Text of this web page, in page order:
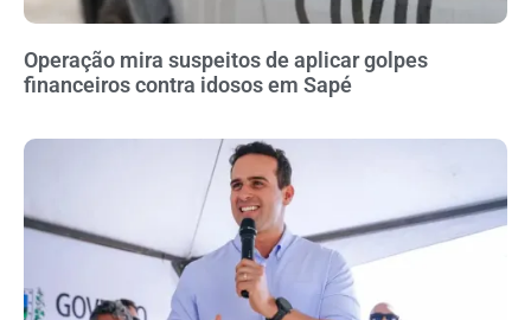
Operação mira suspeitos de aplicar golpes
financeiros contra idosos em Sapé